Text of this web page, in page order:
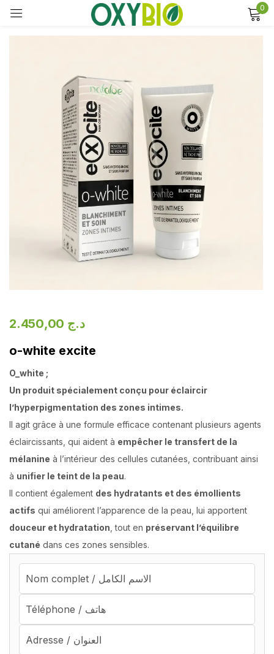
0
د.ج
o-white excite
O_white ;
Un produit spécialement conçu pour éclaircir
l’hyperpigmentation des zones intimes.
Il agit grâce à une formule efficace contenant plusieurs agents
éclaircissants, qui aident à empêcher le transfert de la
mélanine à l’intérieur des cellules cutanées, contribuant ainsi
à unifier le teint de la peau.
Il contient également des hydratants et des émollients
actifs qui améliorent l’apparence de la peau, lui apportent
douceur et hydratation , tout en préservant l’équilibre
cutané dans ces zones sensibles.
Sign in
Remember me Lost password?
Log in
Create an account